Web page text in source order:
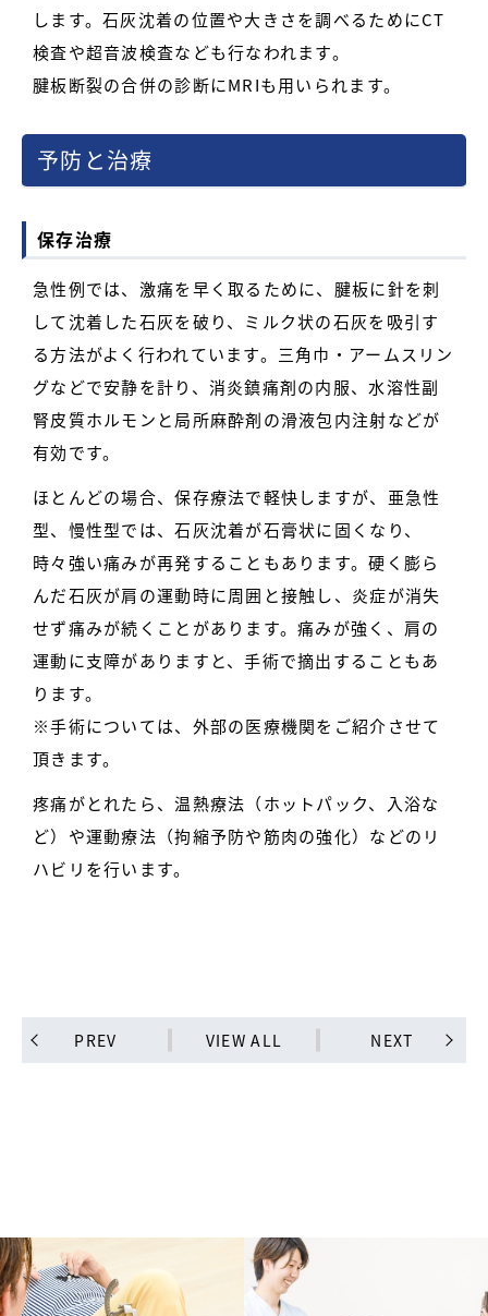
します。石灰沈着の位置や大きさを調べるためにCT
検査や超音波検査なども行なわれます。
腱板断裂の合併の診断にMRIも用いられます。
予防と治療
保存治療
急性例では、激痛を早く取るために、腱板に針を刺
して沈着した石灰を破り、ミルク状の石灰を吸引す
る方法がよく行われています。三角巾・アームスリン
グなどで安静を計り、消炎鎮痛剤の内服、水溶性副
腎皮質ホルモンと局所麻酔剤の滑液包内注射などが
有効です。
ほとんどの場合、保存療法で軽快しますが、亜急性
型、慢性型では、石灰沈着が石膏状に固くなり、
時々強い痛みが再発することもあります。硬く膨ら
んだ石灰が肩の運動時に周囲と接触し、炎症が消失
せず痛みが続くことがあります。痛みが強く、肩の
運動に支障がありますと、手術で摘出することもあ
ります。
※手術については、外部の医療機関をご紹介させて
頂きます。
疼痛がとれたら、温熱療法（ホットパック、入浴な
ど）や運動療法（拘縮予防や筋肉の強化）などのリ
ハビリを行います。
PREV VIEW ALL NEXT